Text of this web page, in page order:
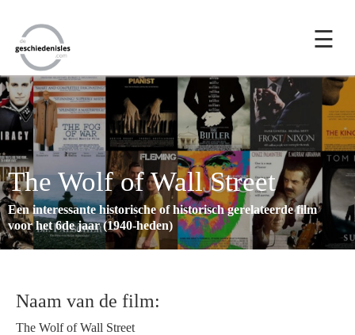
☰
The Wolf of Wall Street
Een interessante historische of historisch gerelateerde film
voor het 6de jaar (1940-heden)
Naam van de film:
The Wolf of Wall Street